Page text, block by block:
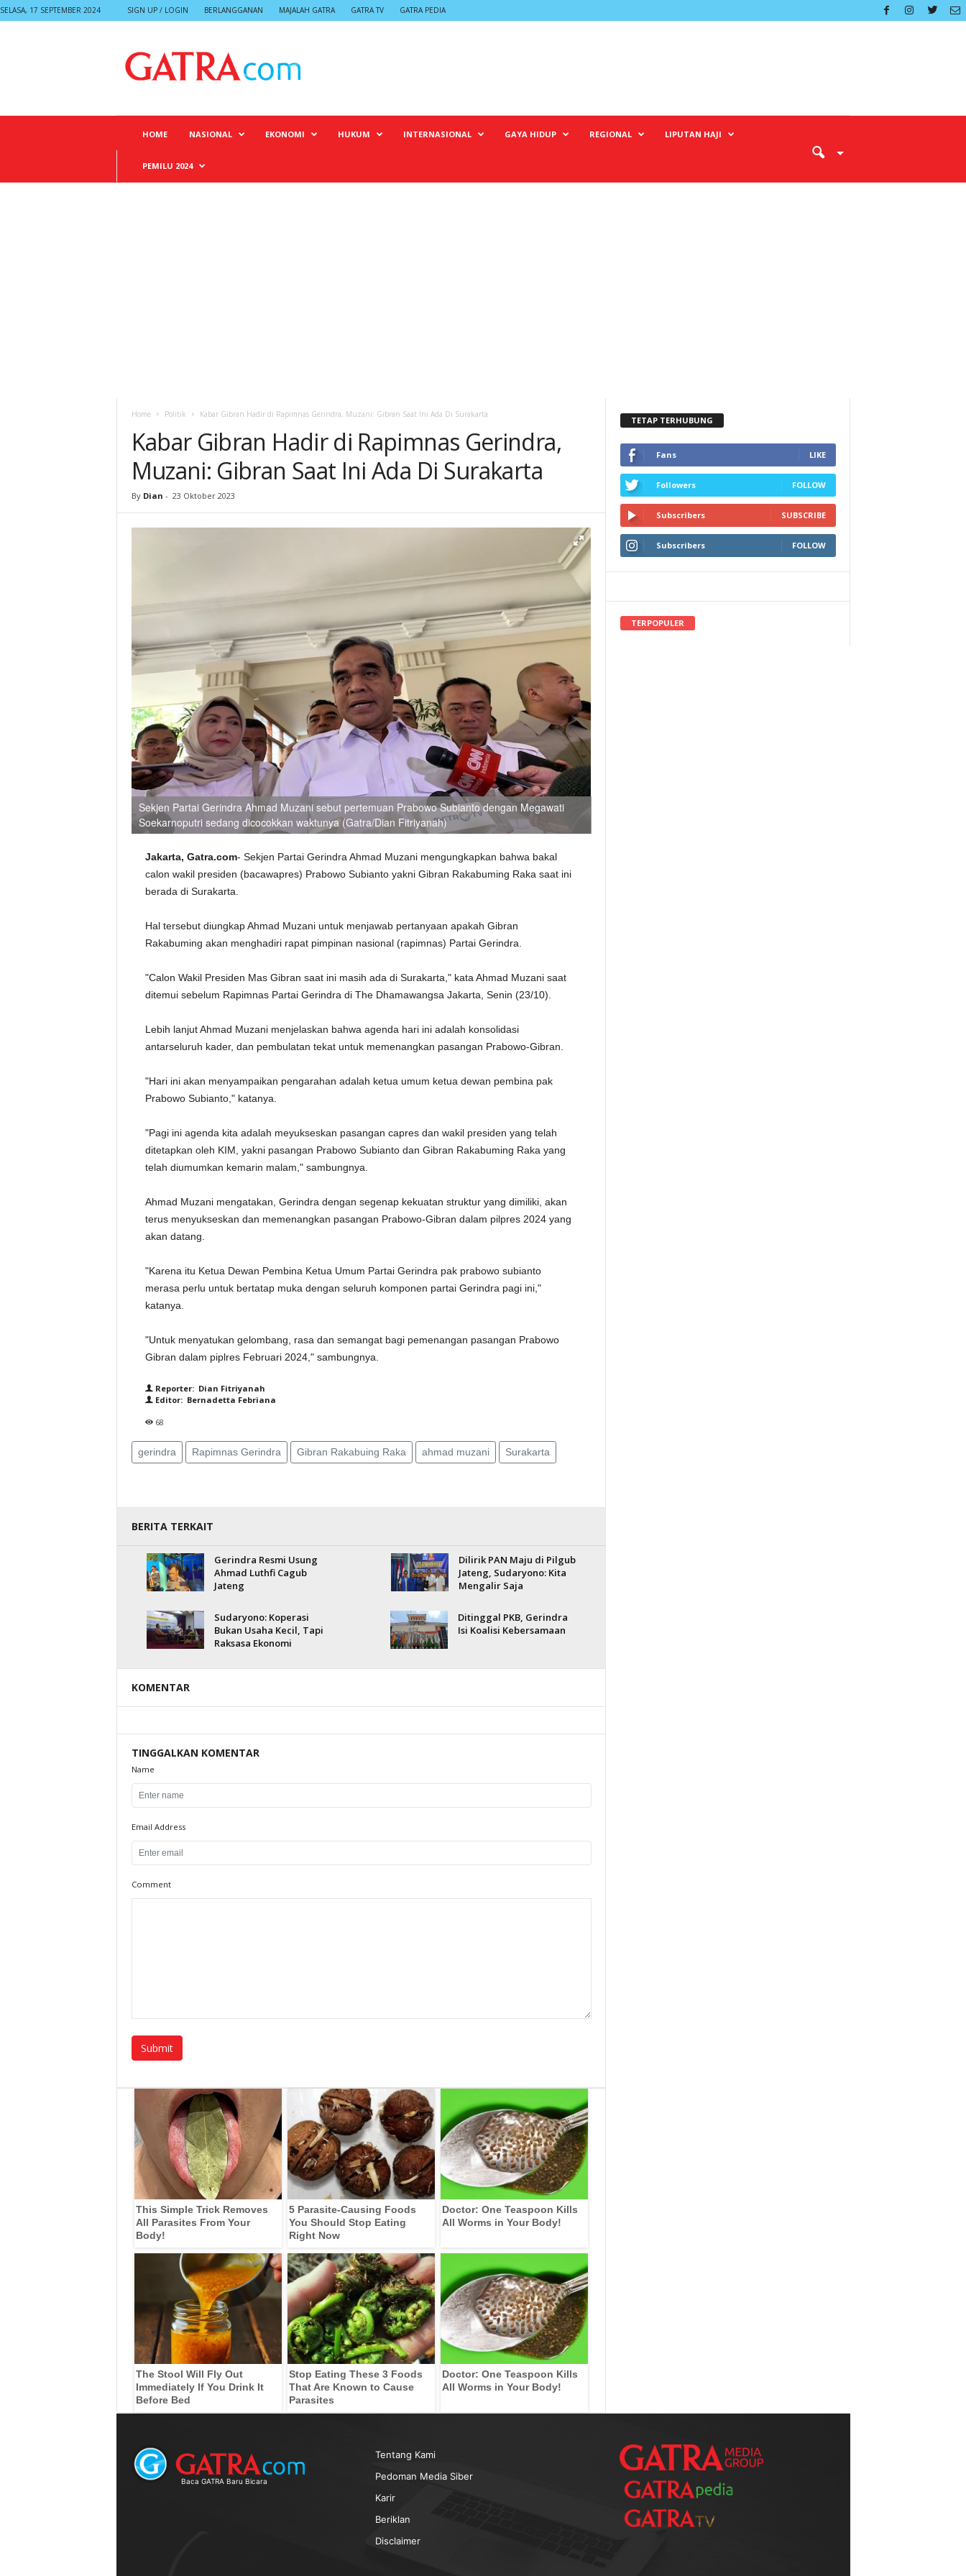
SELASA, 17 SEPTEMBER 2024 SIGN UP / LOGIN BERLANGGANAN MAJALAH GATRA GATRA TV GATRA PEDIA
HOME NASIONAL EKONOMI HUKUM INTERNASIONAL GAYA HIDUP REGIONAL LIPUTAN HAJI
PEMILU 2024
Home Politik Kabar Gibran Hadir di Rapimnas Gerindra, Muzani: Gibran Saat Ini Ada Di Surakarta
Kabar Gibran Hadir di Rapimnas Gerindra,
Muzani: Gibran Saat Ini Ada Di Surakarta
By Dian - 23 Oktober 2023
Sekjen Partai Gerindra Ahmad Muzani sebut pertemuan Prabowo Subianto dengan Megawati
Soekarnoputri sedang dicocokkan waktunya (Gatra/Dian Fitriyanah)
Jakarta, Gatra.com- Sekjen Partai Gerindra Ahmad Muzani mengungkapkan bahwa bakal
calon wakil presiden (bacawapres) Prabowo Subianto yakni Gibran Rakabuming Raka saat ini
berada di Surakarta.
Hal tersebut diungkap Ahmad Muzani untuk menjawab pertanyaan apakah Gibran
Rakabuming akan menghadiri rapat pimpinan nasional (rapimnas) Partai Gerindra.
"Calon Wakil Presiden Mas Gibran saat ini masih ada di Surakarta," kata Ahmad Muzani saat
ditemui sebelum Rapimnas Partai Gerindra di The Dhamawangsa Jakarta, Senin (23/10).
Lebih lanjut Ahmad Muzani menjelaskan bahwa agenda hari ini adalah konsolidasi
antarseluruh kader, dan pembulatan tekat untuk memenangkan pasangan Prabowo-Gibran.
"Hari ini akan menyampaikan pengarahan adalah ketua umum ketua dewan pembina pak
Prabowo Subianto," katanya.
"Pagi ini agenda kita adalah meyukseskan pasangan capres dan wakil presiden yang telah
ditetapkan oleh KIM, yakni pasangan Prabowo Subianto dan Gibran Rakabuming Raka yang
telah diumumkan kemarin malam," sambungnya.
Ahmad Muzani mengatakan, Gerindra dengan segenap kekuatan struktur yang dimiliki, akan
terus menyukseskan dan memenangkan pasangan Prabowo-Gibran dalam pilpres 2024 yang
akan datang.
"Karena itu Ketua Dewan Pembina Ketua Umum Partai Gerindra pak prabowo subianto
merasa perlu untuk bertatap muka dengan seluruh komponen partai Gerindra pagi ini,"
katanya.
"Untuk menyatukan gelombang, rasa dan semangat bagi pemenangan pasangan Prabowo
Gibran dalam piplres Februari 2024," sambungnya.
Reporter: Dian Fitriyanah
Editor: Bernadetta Febriana
68
gerindra Rapimnas Gerindra Gibran Rakabuing Raka ahmad muzani Surakarta
BERITA TERKAIT
Gerindra Resmi Usung
Ahmad Luthfi Cagub
Jateng
Dilirik PAN Maju di Pilgub
Jateng, Sudaryono: Kita
Mengalir Saja
Sudaryono: Koperasi
Bukan Usaha Kecil, Tapi
Raksasa Ekonomi
Ditinggal PKB, Gerindra
Isi Koalisi Kebersamaan
KOMENTAR
TINGGALKAN KOMENTAR
Name
Email Address
Comment
This Simple Trick Removes
All Parasites From Your
Body!
5 Parasite-Causing Foods
You Should Stop Eating
Right Now
Doctor: One Teaspoon Kills
All Worms in Your Body!
The Stool Will Fly Out
Immediately If You Drink It
Before Bed
Stop Eating These 3 Foods
That Are Known to Cause
Parasites
Doctor: One Teaspoon Kills
All Worms in Your Body!
TETAP TERHUBUNG
Fans LIKE
Followers FOLLOW
Subscribers SUBSCRIBE
Subscribers FOLLOW
Baca GATRA Baru Bicara
Tentang Kami
Pedoman Media Siber
Karir
Beriklan
Disclaimer